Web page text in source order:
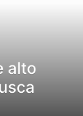
alto